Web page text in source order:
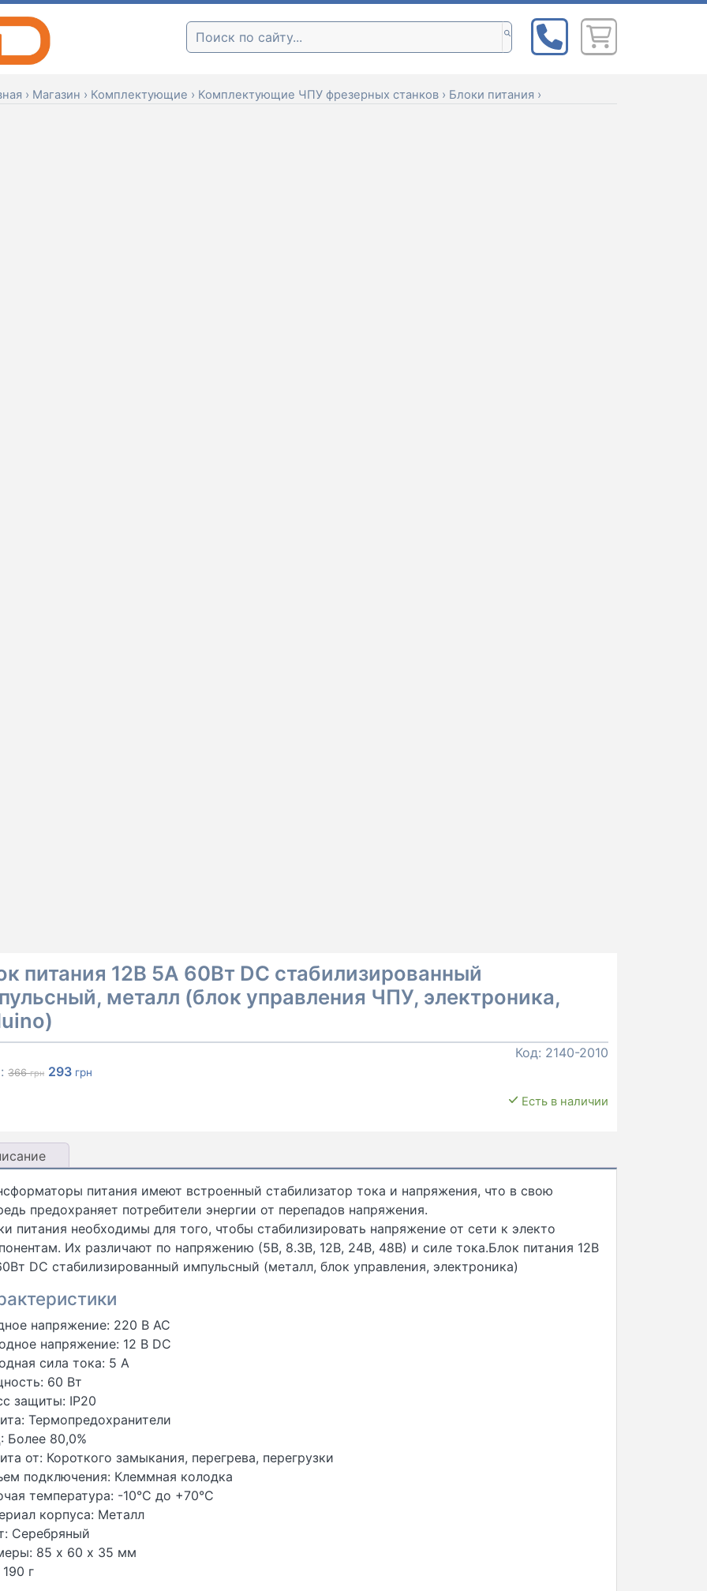
Поиск:
› Магазин › Комплектующие › Комплектующие ЧПУ фрезерных станков› Блоки питания ›
питания 12В 5А 60Вт DC стабилизированный
металл (блок управления ЧПУ, электроника,
Код: 2140-2010
366грн Первоначальная
293 грн
Есть в наличии
питания имеют встроенный стабилизатор тока и напряжения, что в свою
предохраняет потребители энергии от перепадов напряжения.
питания необходимы для того, чтобы стабилизировать напряжение от сети к электо
Их различают по напряжению (5В, 8.3В, 12В, 24В, 48В) и силе тока.Блок питания 12В
DC стабилизированный импульсный (металл, блок управления, электроника)
напряжение: 220 В AC
напряжение: 12 В DC
сила тока: 5 А
60 Вт
защиты: IP20
Термопредохранители
Более 80,0%
от: Короткого замыкания, перегрева, перегрузки
подключения: Клеммная колодка
температура: -10°С до +70°С
корпуса: Металл
Серебряный
85 х 60 х 35 мм
г